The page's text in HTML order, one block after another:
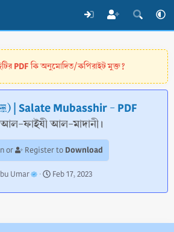
PDF কি অনুমোদিত/কপিরাইট মুক্ত?
স্বলাতে মুবাশশির (ﷺ) | Salate Mubasshir - PDF
ফাইযী আল-মাদানী।
or Register to Download
Umar
C
e
Feb 17, 2023